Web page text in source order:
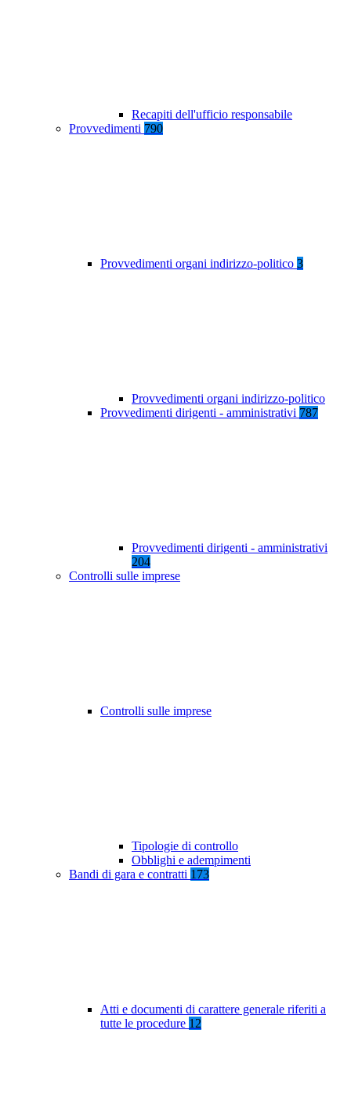
Recapiti dell'ufficio responsabile
Provvedimenti 790
Provvedimenti organi indirizzo-politico 3
Provvedimenti organi indirizzo-politico
Provvedimenti dirigenti - amministrativi 787
Provvedimenti dirigenti - amministrativi
204
Controlli sulle imprese
Controlli sulle imprese
Tipologie di controllo
Obblighi e adempimenti
Bandi di gara e contratti 173
Atti e documenti di carattere generale riferiti a
tutte le procedure 12